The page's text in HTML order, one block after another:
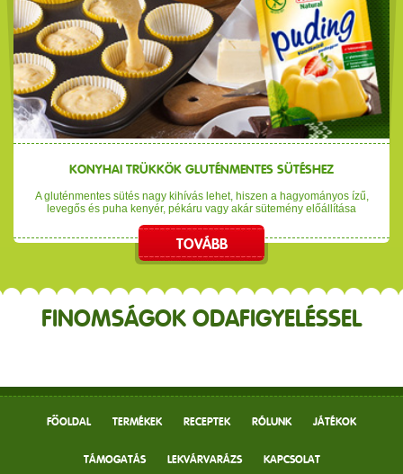
KONYHAI TRÜKKÖK GLUTÉNMENTES SÜTÉSHEZ
A gluténmentes sütés nagy kihívás lehet, hiszen a hagyományos ízű,
levegős és puha kenyér, pékáru vagy akár sütemény előállítása
TOVÁBB
FINOMSÁGOK ODAFIGYELÉSSEL
FŐOLDAL TERMÉKEK RECEPTEK RÓLUNK JÁTÉKOK
TÁMOGATÁS LEKVÁRVARÁZS KAPCSOLAT